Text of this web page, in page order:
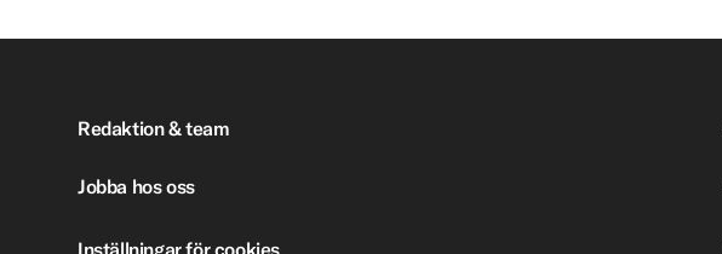
Redaktion & team
Jobba hos oss
Inställningar för cookies